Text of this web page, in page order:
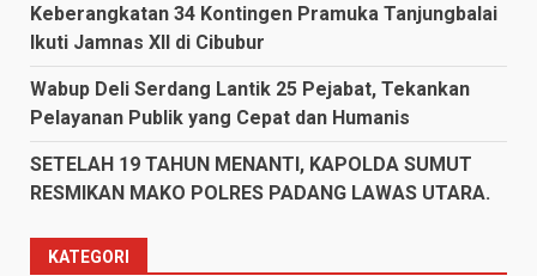
Keberangkatan 34 Kontingen Pramuka Tanjungbalai
Ikuti Jamnas XII di Cibubur
Wabup Deli Serdang Lantik 25 Pejabat, Tekankan
Pelayanan Publik yang Cepat dan Humanis
SETELAH 19 TAHUN MENANTI, KAPOLDA SUMUT
RESMIKAN MAKO POLRES PADANG LAWAS UTARA.
KATEGORI